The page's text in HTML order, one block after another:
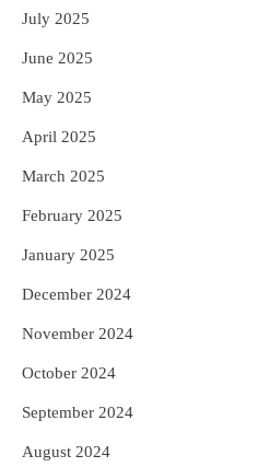
July 2025
June 2025
May 2025
April 2025
March 2025
February 2025
January 2025
December 2024
November 2024
October 2024
September 2024
August 2024